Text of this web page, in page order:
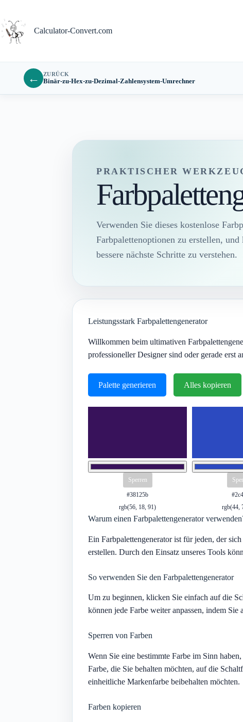
springen
Calculator-Convert.com
← ZURÜCK
Binär-zu-Hex-zu-Dezimal-Zahlensystem-Umrechner
PRAKTISCHER
Verwenden Sie dieses kostenlose
Farbpalettenoptionen zu erstellen,
bessere nächste Schritte zu verstehen.
Leistungsstark Farbpalettengenerator
Willkommen beim ultimativen
professioneller Designer sind oder gerade erst
Palette generieren Alles kopieren
Sperren
#38125b
rgb(56, 18, 91)
rgb(44,
Warum einen Farbpalettengenerator
Ein Farbpalettengenerator ist für jeden, der
erstellen. Durch den Einsatz unseres Tools
So verwenden Sie den Farbpalettengenerator
Um zu beginnen, klicken Sie einfach auf die
können jede Farbe weiter anpassen, indem
Sperren von Farben
Wenn Sie eine bestimmte Farbe im Sinn
Farbe, die Sie behalten möchten, auf die
einheitliche Markenfarbe beibehalten möchten.
Farben kopieren